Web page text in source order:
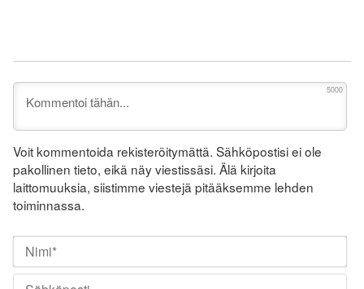
5000
Voit kommentoida rekisteröitymättä. Sähköpostisi ei ole
pakollinen tieto, eikä näy viestissäsi. Älä kirjoita
laittomuuksia, siistimme viestejä pitääksemme lehden
toiminnassa.